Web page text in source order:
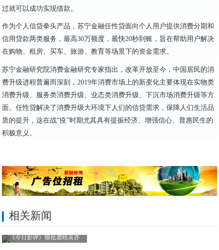
过就可以成功实现借款。
作为个人信贷拳头产品，苏宁金融任性贷面向个人用户提供消费分期和
信用贷款两类服务，最高30万额度，最快20秒到账，旨在帮助用户解决
在购物、租房、买车、旅游、教育等场景下的资金需求。
苏宁金融研究院消费金融研究专家指出，改革开放至今，中国居民的消
费升级进程普遍而深刻，2019年消费市场上的新变化主要体现在实物类
消费升级、服务类消费升级、业态类消费升级、下沉市场消费升级等方
面。任性贷解决了消费升级大环境下人们的信贷需求，保障人们生活品
质的提升，这在战“疫”时期尤其具有提振经济、增强信心、普惠民生的
积极意义。
相关新闻
《今日影评》狠批鹿晗吴亦